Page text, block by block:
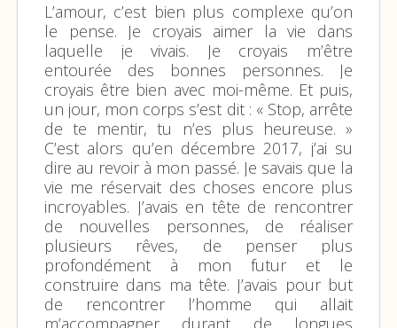
L’amour, c’est bien plus complexe qu’on
le pense. Je croyais aimer la vie dans
laquelle je vivais. Je croyais m’être
entourée des bonnes personnes. Je
croyais être bien avec moi-même. Et puis,
un jour, mon corps s’est dit : « Stop, arrête
de te mentir, tu n’es plus heureuse. »
C’est alors qu’en décembre 2017, j’ai su
dire au revoir à mon passé. Je savais que la
vie me réservait des choses encore plus
incroyables. J’avais en tête de rencontrer
de nouvelles personnes, de réaliser
plusieurs rêves, de penser plus
profondément à mon futur et le
construire dans ma tête. J’avais pour but
de rencontrer l’homme qui allait